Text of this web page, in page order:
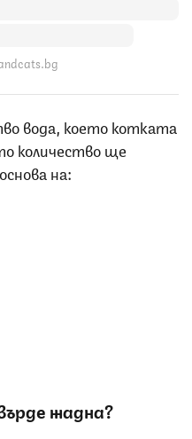
вода, което котката
количество ще
на:
жадна?